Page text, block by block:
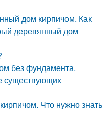
дом кирпичом. Как
деревянный дом
без фундамента.
существующих
Что нужно знать